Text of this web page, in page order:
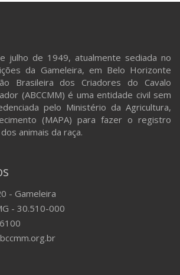
julho de 1949, atualmente sediada no
da Gameleira, em Belo Horizonte
Brasileira dos Criadores do Cavalo
(ABCCMM) é uma entidade civil sem
pelo Ministério da Agricultura,
(MAPA) para fazer o registro
animais da raça.
- Gameleira
- 30.510-000